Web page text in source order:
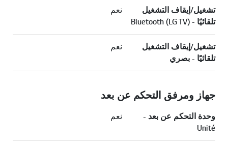
تشغيل/إيقاف التشغيل
تلقائيًا - Bluetooth (LG TV)
نعم
تشغيل/إيقاف التشغيل
تلقائيًا - بصري
نعم
جهاز ومرفق التحكم عن بعد
وحدة التحكم عن بعد -
Unité
نعم